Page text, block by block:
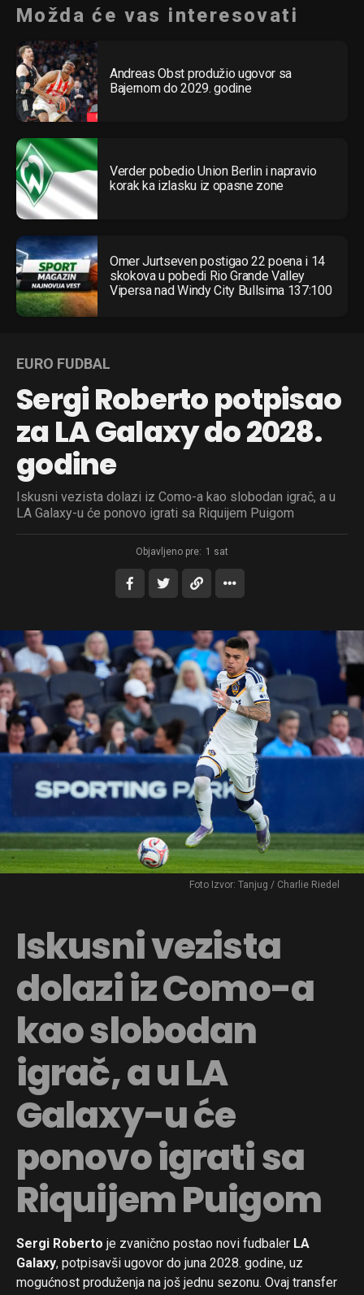
Možda će vas interesovati
Andreas Obst produžio ugovor sa
Bajernom do 2029. godine
Verder pobedio Union Berlin i napravio
korak ka izlasku iz opasne zone
Omer Jurtseven postigao 22 poena i 14
skokova u pobedi Rio Grande Valley
Vipersa nad Windy City Bullsima 137:100
EURO FUDBAL
Sergi Roberto potpisao
za LA Galaxy do 2028.
godine
Iskusni vezista dolazi iz Como-a kao slobodan igrač, a u
LA Galaxy-u će ponovo igrati sa Riquijem Puigom
Objavljeno pre: 1 sat
Foto Izvor: Tanjug / Charlie Riedel
Iskusni vezista
dolazi iz Como-a
kao slobodan
igrač, a u LA
Galaxy-u će
ponovo igrati sa
Riquijem Puigom
Sergi Roberto je zvanično postao novi fudbaler LA
Galaxy, potpisavši ugovor do juna 2028. godine, uz
mogućnost produženja na još jednu sezonu. Ovaj transfer